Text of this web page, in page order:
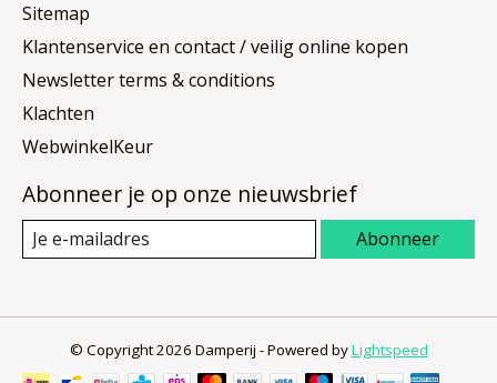
Sitemap
Klantenservice en contact / veilig online kopen
Newsletter terms & conditions
Klachten
WebwinkelKeur
Abonneer je op onze nieuwsbrief
Abonneer
© Copyright 2026 Damperij - Powered byLightspeed